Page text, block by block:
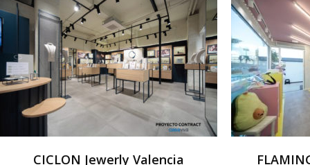
CICLON Jewerly Valencia